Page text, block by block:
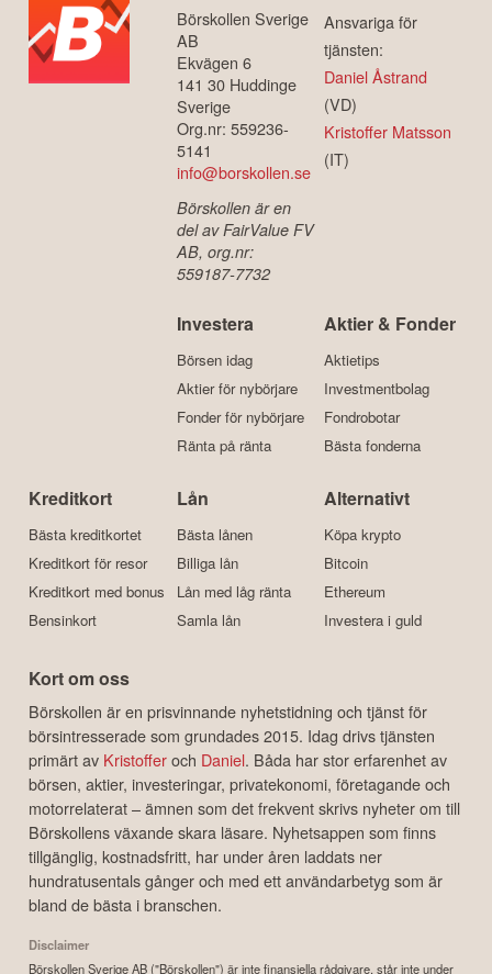
Börskollen Sverige
AB
Ekvägen 6
141 30 Huddinge
Sverige
Org.nr: 559236-
5141
info@borskollen.se
Börskollen är en
del av FairValue FV
AB, org.nr:
559187-7732
Ansvariga för
tjänsten:
Daniel Åstrand
(VD)
Kristoffer Matsson
(IT)
Investera
Börsen idag
Aktier för nybörjare
Fonder för nybörjare
Ränta på ränta
Aktier & Fonder
Aktietips
Investmentbolag
Fondrobotar
Bästa fonderna
Kreditkort
Bästa kreditkortet
Kreditkort för resor
Kreditkort med bonus
Bensinkort
Lån
Bästa lånen
Billiga lån
Lån med låg ränta
Samla lån
Alternativt
Köpa krypto
Bitcoin
Ethereum
Investera i guld
Kort om oss
Börskollen är en prisvinnande nyhetstidning och tjänst för
börsintresserade som grundades 2015. Idag drivs tjänsten
primärt av Kristofferoch Daniel. Båda har stor erfarenhet av
börsen, aktier, investeringar, privatekonomi, företagande och
motorrelaterat – ämnen som det frekvent skrivs nyheter om till
Börskollens växande skara läsare. Nyhetsappen som finns
tillgänglig, kostnadsfritt, har under åren laddats ner
hundratusentals gånger och med ett användarbetyg som är
bland de bästa i branschen.
Disclaimer
Börskollen Sverige AB ("Börskollen") är inte finansiella rådgivare, står inte under